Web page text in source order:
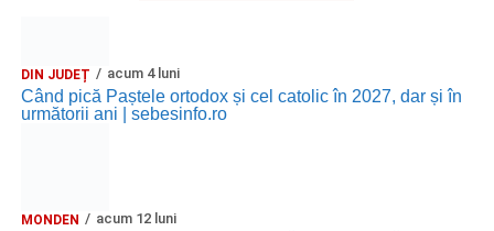
DIN JUDEȚ acum 4 luni
Când pică Paștele ortodox și cel catolic în 2027, dar și în
următorii ani | sebesinfo.ro
MONDEN acum 12 luni